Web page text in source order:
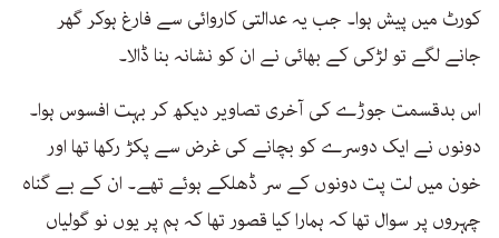
کورٹ میں پیش ہوا۔ جب یہ عدالتی کاروائی سے فارغ ہوکر گھر
جانے لگے تو لڑکی کے بھائی نے ان کو نشانہ بنا ڈالا۔
اس بدقسمت جوڑے کی آخری تصاویر دیکھ کر بہت افسوس ہوا۔
دونوں نے ایک دوسرے کو بچانے کی غرض سے پکڑ رکھا تھا اور
خون میں لت پت دونوں کے سر ڈھلکے ہوئے تھے۔ ان کے بے گناہ
چہروں پر سوال تھا کہ ہمارا کیا قصور تھا کہ ہم پر یوں نو گولیاں